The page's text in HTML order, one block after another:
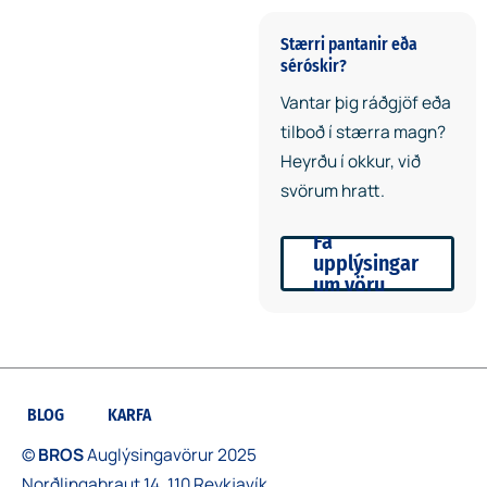
Stærri pantanir eða
séróskir?
Vantar þig ráðgjöf eða
tilboð í stærra magn?
Heyrðu í okkur, við
svörum hratt.
Fá
upplýsingar
um vöru
BLOG KARFA
©BROSAuglýsingavörur 2025